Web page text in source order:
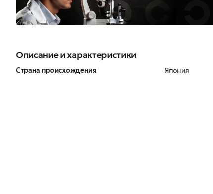
Описание и характеристики
Страна происхождения Япония